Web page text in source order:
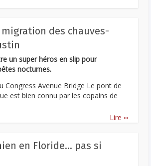
des chauves-
un super héros en slip pour
nocturnes.
Congress Avenue Bridge Le pont de
est bien connu par les copains de
Lire ...
en Floride… pas si